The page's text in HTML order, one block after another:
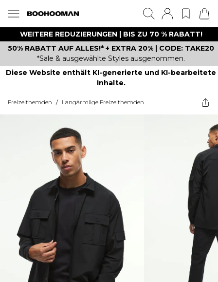
WEITERE REDUZIERUNGEN | BIS ZU 70 % RABATT!
50% RABATT AUF ALLES!* + EXTRA 20% | CODE: TAKE20
*Sale & ausgewählte Styles ausgenommen.
Diese Website enthält KI-generierte und KI-bearbeitete
Inhalte.
Freizeithemden / Langärmlige Freizeithemden